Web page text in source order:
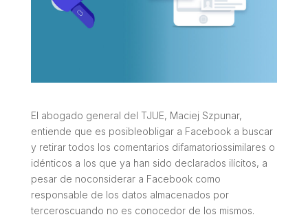
El abogado general del TJUE, Maciej Szpunar,
entiende que es posibleobligar a Facebook a buscar
y retirar todos los comentarios difamatoriossimilares o
idénticos a los que ya han sido declarados ilícitos, a
pesar de noconsiderar a Facebook como
responsable de los datos almacenados por
terceroscuando no es conocedor de los mismos.